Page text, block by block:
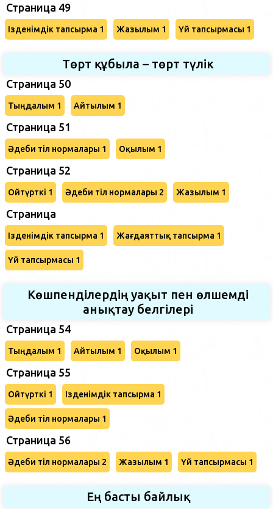
Страница 49
Ізденімдік тапсырма 1 Жазылым 1 Үй тапсырмасы 1
Төрт құбыла – төрт түлік
Страница 50
Тыңдалым 1 Айтылым 1
Страница 51
Әдеби тіл нормалары 1 Оқылым 1
Страница 52
Ойтүрткі 1 Әдеби тіл нормалары 2 Жазылым 1
Страница
Ізденімдік тапсырма 1 Жағдаяттық тапсырма 1
Үй тапсырмасы 1
Көшпенділердің уақыт пен өлшемді
анықтау белгілері
Страница 54
Тыңдалым 1 Айтылым 1 Оқылым 1
Страница 55
Ойтүрткі 1 Ізденімдік тапсырма 1
Әдеби тіл нормалары 1
Страница 56
Әдеби тіл нормалары 2 Жазылым 1 Үй тапсырмасы 1
Ең басты байлық